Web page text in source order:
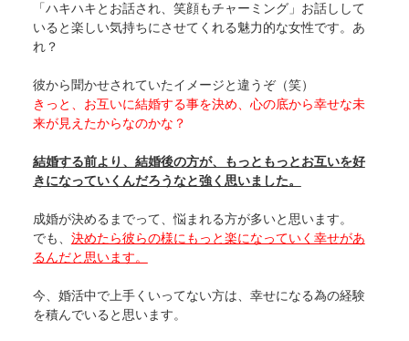
「ハキハキとお話され、笑顔もチャーミング」お話しして
いると楽しい気持ちにさせてくれる魅力的な女性です。あ
れ？
彼から聞かせされていたイメージと違うぞ（笑）
きっと、お互いに結婚する事を決め、心の底から幸せな未
来が見えたからなのかな？
結婚する前より、結婚後の方が、もっともっとお互いを好
きになっていくんだろうなと強く思いました。
成婚が決めるまでって、悩まれる方が多いと思います。
でも、 決めたら彼らの様にもっと楽になっていく幸せがあ
るんだと思います。
今、婚活中で上手くいってない方は、幸せになる為の経験
を積んでいると思います。